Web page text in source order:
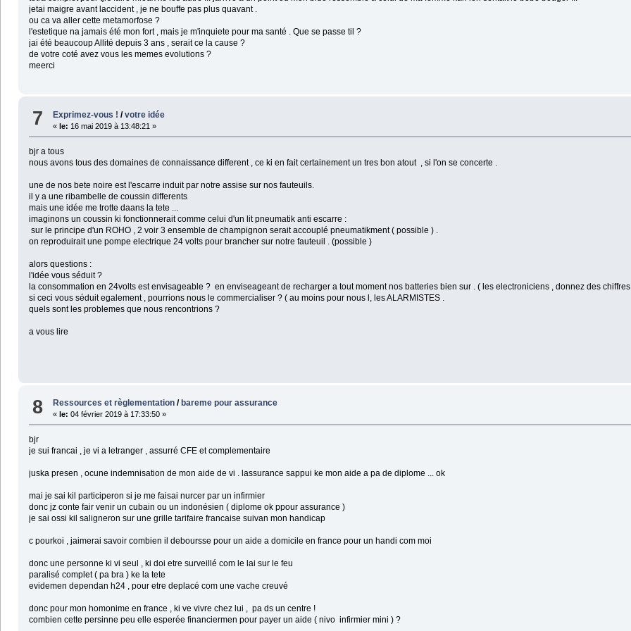
jetai maigre avant laccident , je ne bouffe pas plus quavant .
ou ca va aller cette metamorfose ?
l'estetique na jamais été mon fort , mais je m'inquiete pour ma santé . Que se passe til ?
jai été beaucoup Allité depuis 3 ans , serait ce la cause ?
de votre coté avez vous les memes evolutions ?
meerci
7 Exprimez-vous ! /votre idée
«le: 16 mai 2019 à 13:48:21 »
bjr a tous
nous avons tous des domaines de connaissance different , ce ki en fait certainement un tres bon atout , si l'on se concerte .
une de nos bete noire est l'escarre induit par notre assise sur nos fauteuils.
il y a une ribambelle de coussin differents
mais une idée me trotte daans la tete ...
imaginons un coussin ki fonctionnerait comme celui d'un lit pneumatik anti escarre :
sur le principe d'un ROHO , 2 voir 3 ensemble de champignon serait accouplé pneumatikment ( possible ) .
on reproduirait une pompe electrique 24 volts pour brancher sur notre fauteuil . (possible )
alors questions :
l'idée vous séduit ?
la consommation en 24volts est envisageable ? en enviseageant de recharger a tout moment nos batteries bien sur . ( les electroniciens , donnez des chiffres
si ceci vous séduit egalement , pourrions nous le commercialiser ? ( au moins pour nous l, les ALARMISTES .
quels sont les problemes que nous rencontrions ?
a vous lire
8 Ressources et règlementation / bareme pour assurance
«le: 04 février 2019 à 17:33:50 »
bjr
je sui francai , je vi a letranger , assurré CFE et complementaire
juska presen , ocune indemnisation de mon aide de vi . lassurance sappui ke mon aide a pa de diplome ... ok
mai je sai kil participeron si je me faisai nurcer par un infirmier
donc jz conte fair venir un cubain ou un indonésien ( diplome ok ppour assurance )
je sai ossi kil saligneron sur une grille tarifaire francaise suivan mon handicap
c pourkoi , jaimerai savoir combien il deboursse pour un aide a domicile en france pour un handi com moi
donc une personne ki vi seul , ki doi etre surveillé com le lai sur le feu
paralisé complet ( pa bra ) ke la tete
evidemen dependan h24 , pour etre deplacé com une vache creuvé
donc pour mon homonime en france , ki ve vivre chez lui , pa ds un centre !
combien cette persinne peu elle esperée financiermen pour payer un aide ( nivo infirmier mini ) ?